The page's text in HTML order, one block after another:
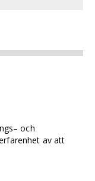
och
av att